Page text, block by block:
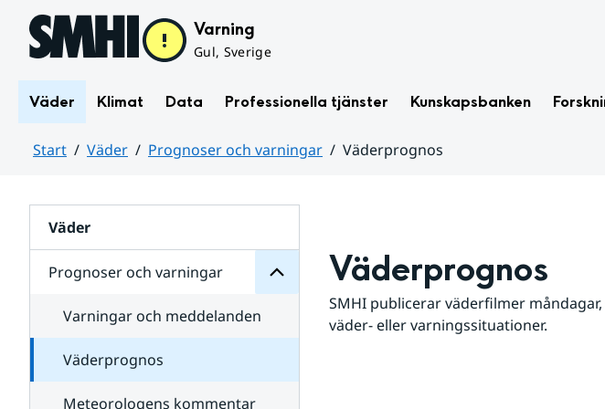
Hoppa till sidans innehåll Varning
Gul, Sverige
Väder Klimat Data Professionella tjänster Kunskapsbanken
Start Väder Prognoser och varningar
Väderprognos
Väder
Prognoser och varningar
för
varningar
Varningar och meddelanden
Väderprognos
Meteorologens kommentar
Väderprognos
SMHI publicerar väderfilmer
väder- eller varningssituationer.